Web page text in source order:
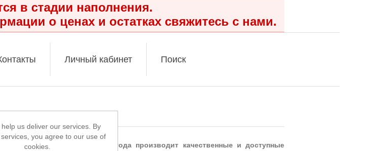
в стадии наполнения.
о ценах и остатках свяжитесь с нами.
Личный кабинет Поиск
бренд, который с 2012 года производит качественные и доступные
us deliver our services. By
you agree to our use of
cookies.